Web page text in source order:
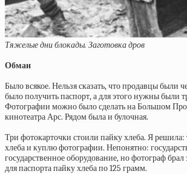
Тяжелые дни блокады. Заготовка дров
Обман
Было всякое. Нельзя сказать, что продавцы были
было получить паспорт, а для этого нужны были
Фотографии можно было сделать на Большом
кинотеатра Арс. Рядом была и булочная.
Три фотокарточки стоили пайку хлеба. Я
хлеба и куплю фотографии. Непонятно:
государственное оборудование, но фотограф
для паспорта пайку хлеба по 125 грамм.